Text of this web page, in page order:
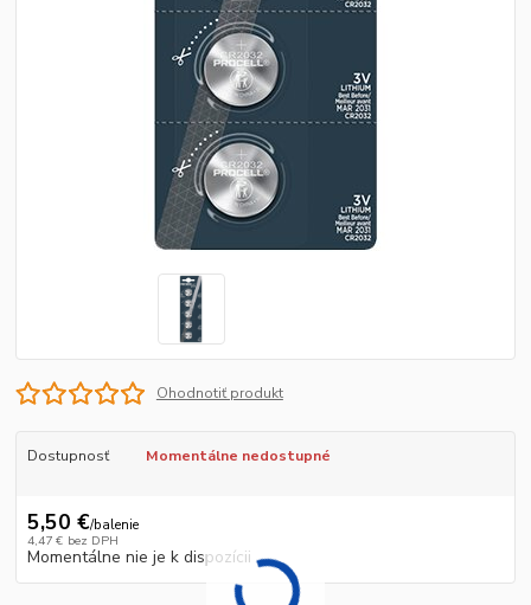
Ohodnotiť produkt
Dostupnosť Momentálne nedostupné
5,50 €/balenie
4,47 € bez DPH
Momentálne nie je k dispozícii